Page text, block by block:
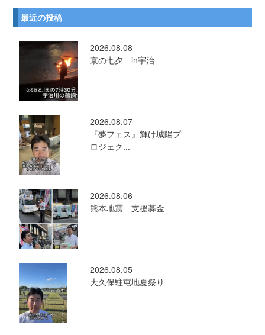
最近の投稿
2026.08.08
京の七夕 in宇治
2026.08.07
『夢フェス』輝け城陽プ
ロジェク...
2026.08.06
熊本地震 支援募金
2026.08.05
大久保駐屯地夏祭り